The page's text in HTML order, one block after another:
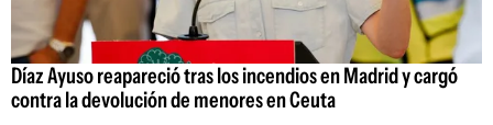
Díaz Ayuso reapareció tras los incendios en Madrid y cargó
contra la devolución de menores en Ceuta